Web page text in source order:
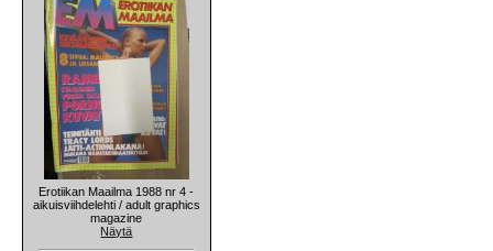
Erotiikan Maailma 1988 nr 4 -
aikuisviihdelehti / adult graphics
magazine
Näytä